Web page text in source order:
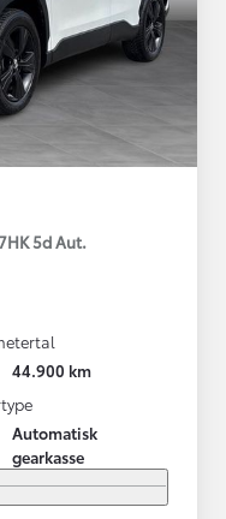
5d Aut.
44.900 km
Automatisk
gearkasse